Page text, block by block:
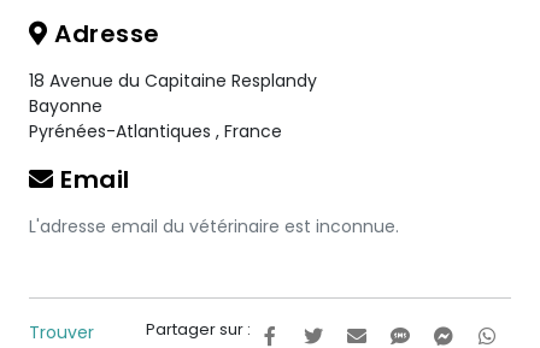
Adresse
18 Avenue du Capitaine Resplandy
Bayonne
Pyrénées-Atlantiques , France
Email
L'adresse email du vétérinaire est inconnue.
Partager sur :
Trouver